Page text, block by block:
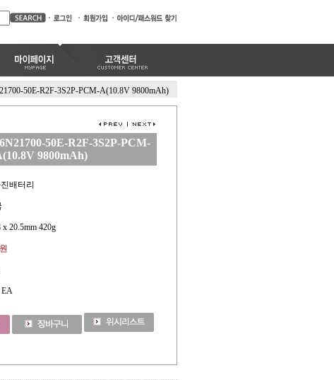
50E-R2F-3S2P-PCM-A(10.8V 9800mAh)
50E-R2F-3S2P-PCM-
9800mAh)
배터리
20.5mm 420g
EA